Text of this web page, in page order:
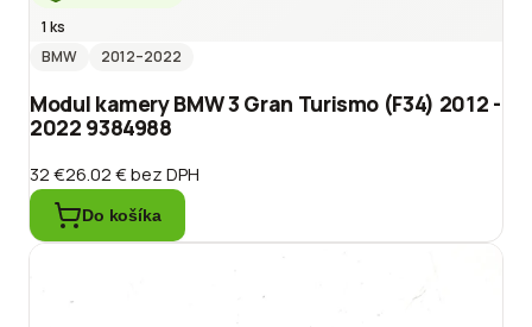
1 ks
BMW
2012–2022
Modul kamery BMW 3 Gran Turismo (F34) 2012 -
2022 9384988
32 €26.02 €bez DPH
Do košíka